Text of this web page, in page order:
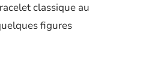
classique au
figures